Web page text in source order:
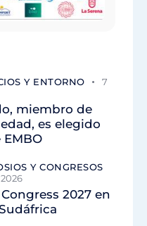
Y ENTORNO
7
miembro de
es elegido
Y CONGRESOS
2027 en